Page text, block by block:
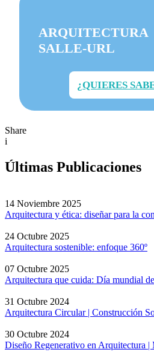
SALLE-URL
¿QUIERES
Share
i
Últimas Publicaciones
14 Noviembre 2025
Arquitectura y ética: diseñar para la
24 Octubre 2025
Arquitectura sostenible: enfoque 360º
07 Octubre 2025
Arquitectura que cuida: Día mundial
31 Octubre 2024
Arquitectura Circular | Construcción
30 Octubre 2024
Diseño Regenerativo en Arquitectura |